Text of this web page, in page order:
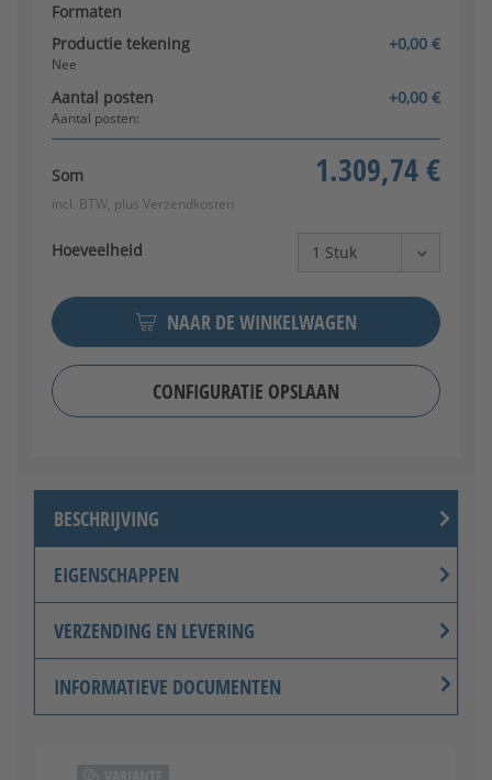
Klinkenset (roestvrij staal)
Klink/knop (roestvrij staal)
inwendig draaibaar
Formaten
Productie tekening
+0,00 €
Nee
Aantal posten +0,00 €
Aantal posten:
Som 1.309,74 €
incl. BTW, plus Verzendkosten
Hoeveelheid
NAAR DE WINKELWAGEN
CONFIGURATIE OPSLAAN
BESCHRIJVING
EIGENSCHAPPEN
VERZENDING EN LEVERING
INFORMATIEVE DOCUMENTEN